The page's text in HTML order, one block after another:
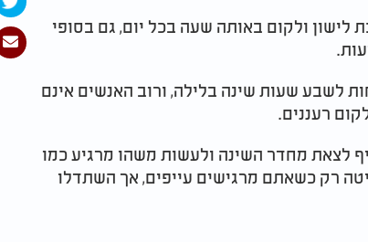
ולקום באותה שעה בכל יום, גם בסופי
לשבע שעות שינה בלילה, ורוב האנשים אינם
רעננים.
לצאת מחדר השינה ולעשות משהו מרגיע כמו
רק כשאתם מרגישים עייפים, אך השתדלו